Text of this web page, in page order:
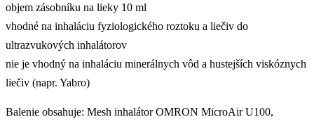
objem zásobníku na lieky 10 ml
vhodné na inhaláciu fyziologického roztoku a liečiv do
ultrazvukových inhalátorov
nie je vhodný na inhaláciu minerálnych vôd a hustejších viskóznych
liečiv (napr. Yabro)
Balenie obsahuje: Mesh inhalátor OMRON MicroAir U100,